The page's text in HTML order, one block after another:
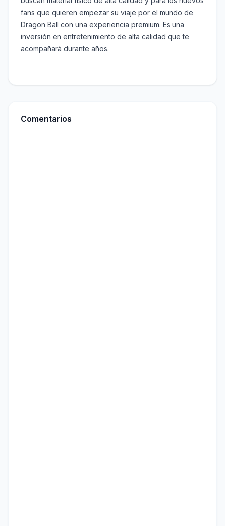
fans que quieren empezar su viaje por el mundo de
Dragon Ball con una experiencia premium. Es una
inversión en entretenimiento de alta calidad que te
acompañará durante años.
Comentarios